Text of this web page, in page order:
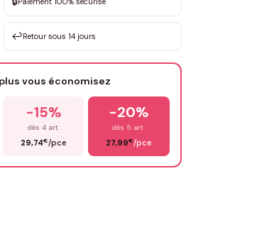
à 10€ selon la demande
↩️Retour sous 14 jours
vous économisez
-15%
dès 4 art.
29,74€/pce
-20%
dès 5 art.
27,99€/pce